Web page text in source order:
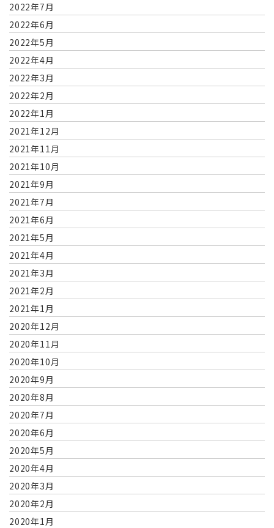
2022年7月
2022年6月
2022年5月
2022年4月
2022年3月
2022年2月
2022年1月
2021年12月
2021年11月
2021年10月
2021年9月
2021年7月
2021年6月
2021年5月
2021年4月
2021年3月
2021年2月
2021年1月
2020年12月
2020年11月
2020年10月
2020年9月
2020年8月
2020年7月
2020年6月
2020年5月
2020年4月
2020年3月
2020年2月
2020年1月